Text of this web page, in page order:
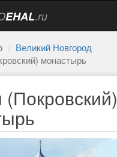
EHAL.ru
Великий Новгород
монастырь